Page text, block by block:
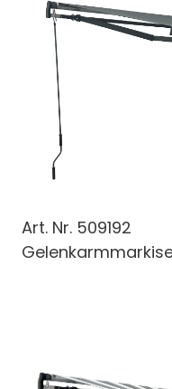
Art. Nr. 509192